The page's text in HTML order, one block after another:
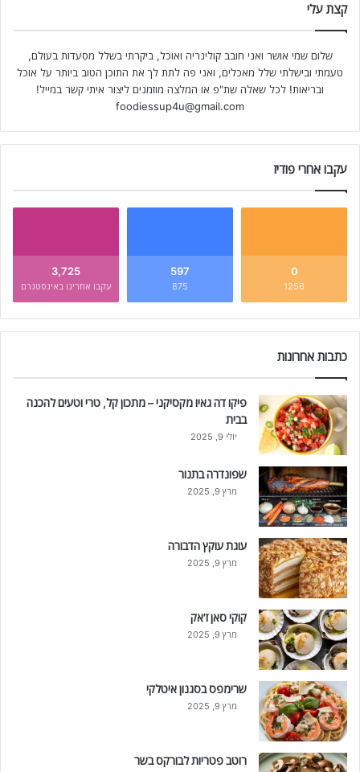
קצת עלי
שלום שמי אושר ואני חובב קולינריה ואוכל, ביקרתי בשלל מסעדות בעולם,
טעמתי ובישלתי שלל מאכלים, ואני פה לתת לך את התוכן הטוב ביותר על אוכל
ובריאות! לכל שאלה שת"פ או המלצה מוזמנים ליצור איתי קשר במייל!
foodiessup4u@gmail.com
עקבו אחרי פודיז
0
1256
597
875
3,725
עקבו אחרינו באינסטגרם
כתבות אחרונות
פיקו דה גאיו מקסיקני – מתכון קל, טרי וטעים להכנה
בבית
יולי 9, 2025
שפונדרה בתנור
מרץ 9, 2025
עוגת עוקץ הדבורה
מרץ 9, 2025
קוקי סאן ז'אק
מרץ 9, 2025
שרימפס בסגנון איטלקי
מרץ 9, 2025
רוטב פטריות לבורקס בשר